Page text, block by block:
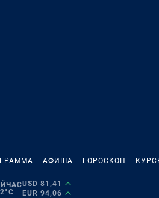
АФИША ГОРОСКОП
USD 81,41
EUR 94,06